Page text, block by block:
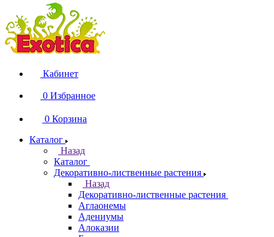
Кабинет
0 Избранное
0 Корзина
Каталог
Назад
Каталог
Декоративно-лиственные растения
Назад
Декоративно-лиственные растения
Аглаонемы
Адениумы
Алоказии